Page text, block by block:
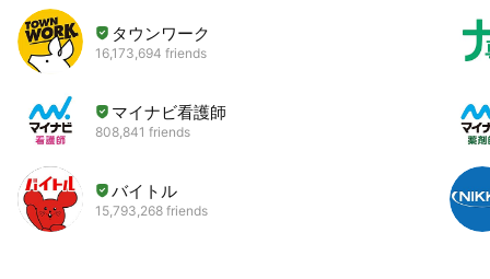
タウンワーク
16,173,694 friends
マイナビ看護師
808,841 friends
バイトル
15,793,268 friends